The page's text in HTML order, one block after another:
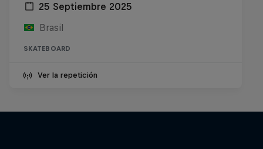
25 Septiembre 2025
Brasil
SKATEBOARD
Ver la repetición